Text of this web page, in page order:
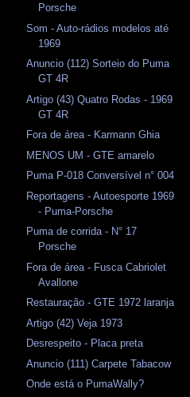
Porsche
Som - Auto-rádios modelos até
1969
Anuncio (112) Sorteio do Puma
GT 4R
Artigo (43) Quatro Rodas - 1969
GT 4R
Fora de área - Karmann Ghia
MENOS UM - GTE amarelo
Puma P-018 Conversível n° 004
Reportagens - Autoesporte 1969
- Puma-Porsche
Puma de corrida - N° 17
Porsche
Fora de área - Fusca Cabriolet
Avallone
Restauração - GTE 1972 laranja
Artigo (42) Veja 1973
Desrespeito - Placa preta
Anuncio (111) Carpete Tabacow
Onde está o PumaWally?